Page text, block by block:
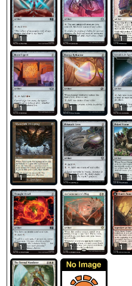
1 1 1
1 1 1
1 1 1
1 1 1